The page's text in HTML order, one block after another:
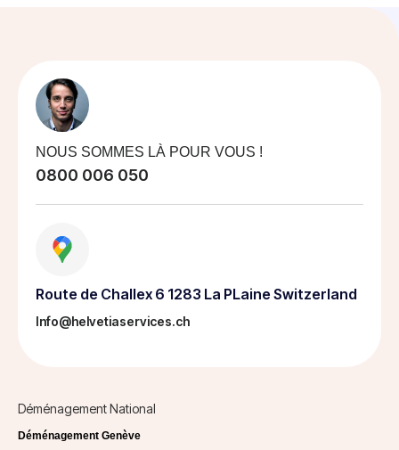
NOUS SOMMES LÀ POUR VOUS !
0800 006 050
Route de Challex 6 1283 La PLaine Switzerland
Info@helvetiaservices.ch
Déménagement National
Déménagement Genève